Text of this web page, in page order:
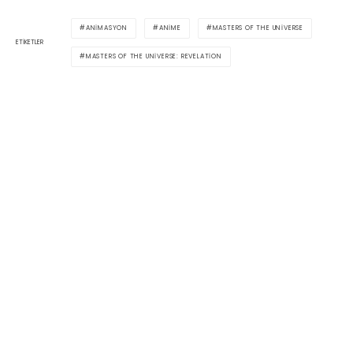
ETIKETLER
ANIMASYON ANIME MASTERS OF THE UNIVERSE
MASTERS OF THE UNIVERSE: REVELATION